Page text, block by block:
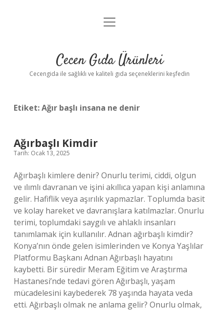
Anasayfa
Yasal Uyarı
menüyü
Cecen Gıda Ürünleri
Cecengida ile sağlıklı ve kaliteli gıda seçeneklerini keşfedin
Etiket:Ağır başlı insana ne denir
Ağırbaşlı Kimdir
Tarih: Ocak 13, 2025
Ağırbaşlı kimlere denir? Onurlu terimi, ciddi, olgun
ve ılımlı davranan ve işini akıllıca yapan kişi anlamına
gelir. Hafiflik veya aşırılık yapmazlar. Toplumda basit
ve kolay hareket ve davranışlara katılmazlar. Onurlu
terimi, toplumdaki saygılı ve ahlaklı insanları
tanımlamak için kullanılır. Adnan ağırbaşlı kimdir?
Konya’nın önde gelen isimlerinden ve Konya Yaşlılar
Platformu Başkanı Adnan Ağırbaşlı hayatını
kaybetti. Bir süredir Meram Eğitim ve Araştırma
Hastanesi’nde tedavi gören Ağırbaşlı, yaşam
mücadelesini kaybederek 78 yaşında hayata veda
etti. Ağırbaşlı olmak ne anlama gelir? Onurlu olmak,